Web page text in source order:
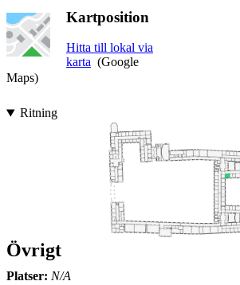
Kartposition
Hitta till lokal via
karta (Google
Maps)
Ritning
Övrigt
Platser: N/A